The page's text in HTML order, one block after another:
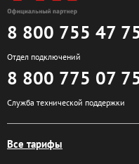
8 800 755 47
Отдел подключений
8 800 775 07
Служба технической поддержки
Все тарифы